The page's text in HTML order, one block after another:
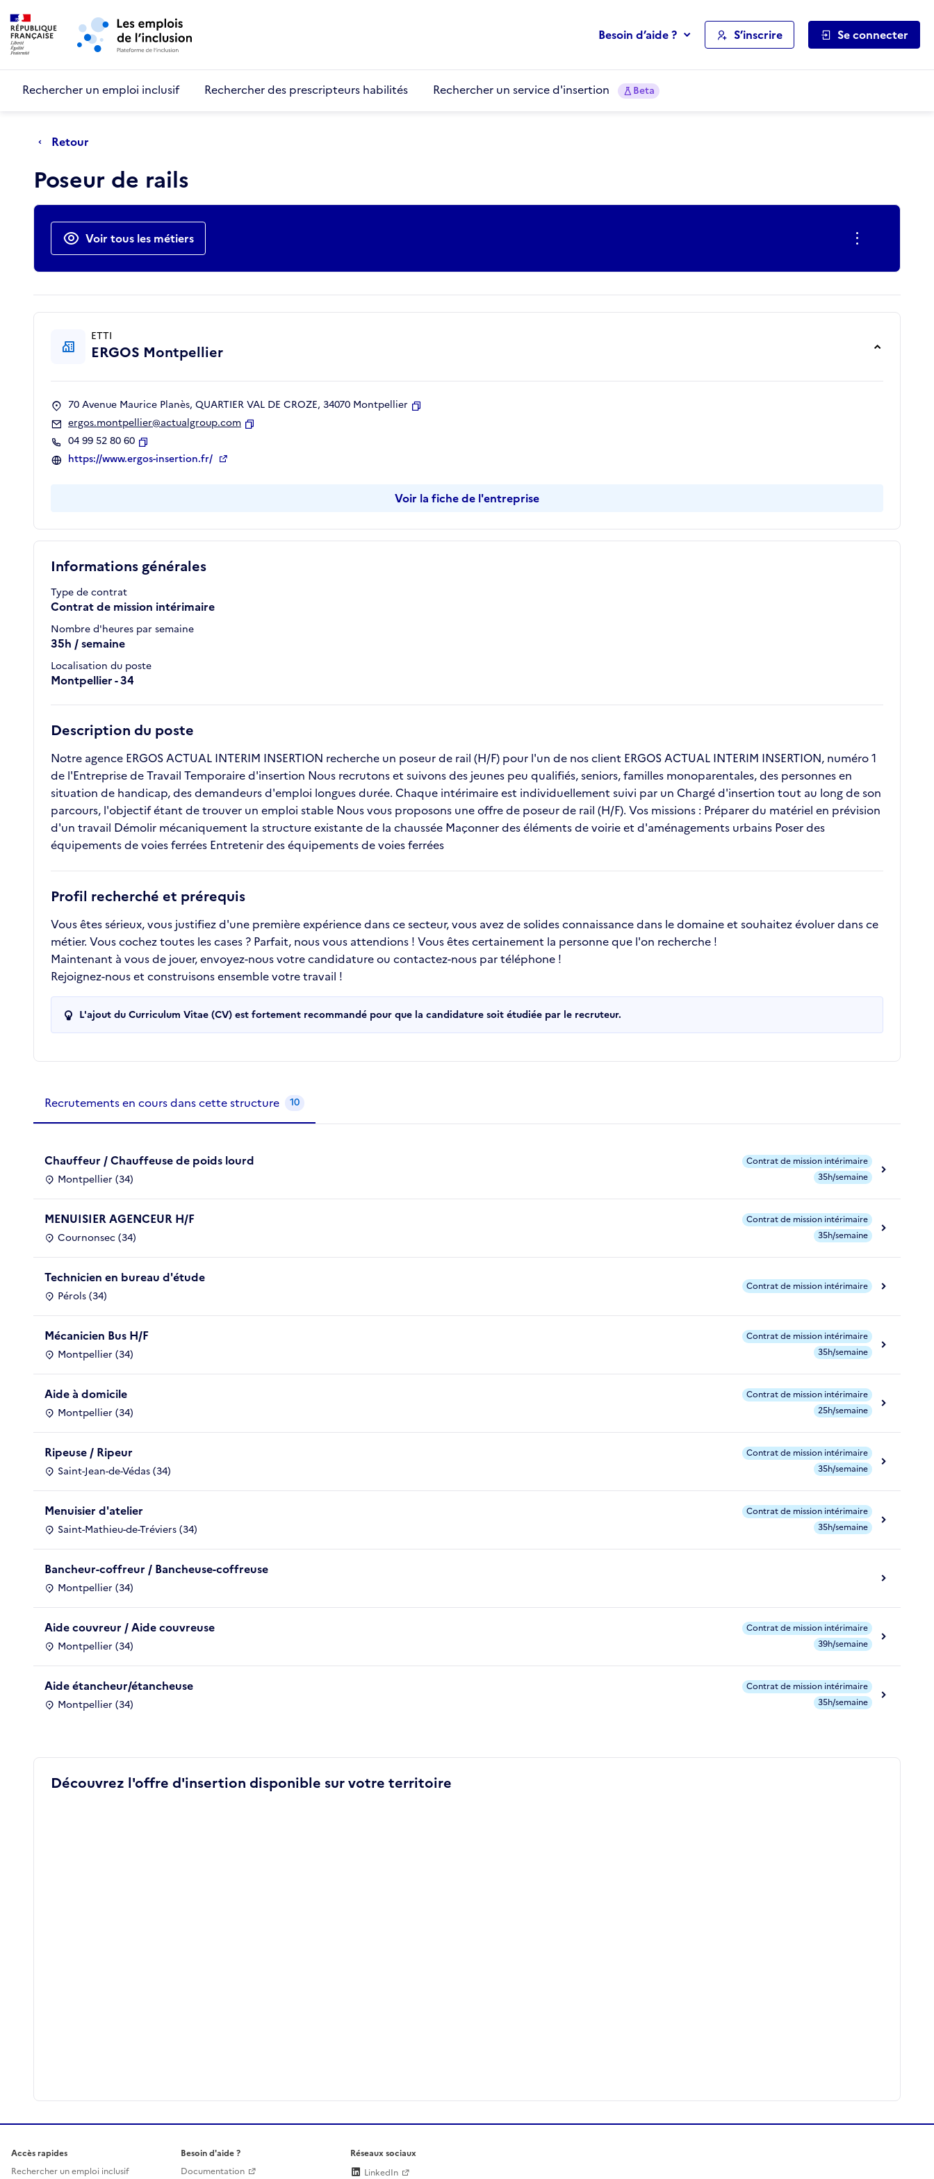
Aller au menu principal
Besoin d’aide ? S’inscrire Se connecter
Rechercher un emploi inclusif Rechercher des prescripteurs habilités Rechercher un service d'insertion Beta
Retour
Poseur de rails
Actions rapides
Voir tous les métiers
Informations générales
Type de contrat
Contrat de mission intérimaire
Nombre d'heures par semaine
35h / semaine
Localisation du poste
Montpellier - 34
Description du poste
Notre agence ERGOS ACTUAL INTERIM INSERTION recherche un poseur de rail (H/F) pour l'un de nos client ERGOS ACTUAL INTERIM INSERTION, numéro 1
de l'Entreprise de Travail Temporaire d'insertion Nous recrutons et suivons des jeunes peu qualifiés, seniors, familles monoparentales, des personnes en
situation de handicap, des demandeurs d'emploi longues durée. Chaque intérimaire est individuellement suivi par un Chargé d'insertion tout au long de son
parcours, l'objectif étant de trouver un emploi stable Nous vous proposons une offre de poseur de rail (H/F). Vos missions : Préparer du matériel en prévision
d'un travail Démolir mécaniquement la structure existante de la chaussée Maçonner des éléments de voirie et d'aménagements urbains Poser des
équipements de voies ferrées Entretenir des équipements de voies ferrées
Profil recherché et prérequis
Vous êtes sérieux, vous justifiez d'une première expérience dans ce secteur, vous avez de solides connaissance dans le domaine et souhaitez évoluer dans ce
métier. Vous cochez toutes les cases ? Parfait, nous vous attendions ! Vous êtes certainement la personne que l'on recherche !
Maintenant à vous de jouer, envoyez-nous votre candidature ou contactez-nous par téléphone !
Rejoignez-nous et construisons ensemble votre travail !
L'ajout du Curriculum Vitae (CV) est fortement recommandé pour que la candidature soit étudiée par le recruteur.
ETTI
ERGOS Montpellier
70 Avenue Maurice Planès, QUARTIER VAL DE CROZE, 34070 Montpellier
ergos.montpellier@actualgroup.com
04 99 52 80 60
Copier
https://www.ergos-insertion.fr/
Voir la fiche de l'entreprise
Recrutements de la structure
Recrutements en cours dans cette structure 10
Chauffeur / Chauffeuse de poids lourd
Montpellier (34)
Contrat de mission intérimaire
35h/semaine
MENUISIER AGENCEUR H/F
Cournonsec (34)
Contrat de mission intérimaire
35h/semaine
Technicien en bureau d'étude
Pérols (34)
Contrat de mission intérimaire
Mécanicien Bus H/F
Montpellier (34)
Contrat de mission intérimaire
35h/semaine
Aide à domicile
Montpellier (34)
Contrat de mission intérimaire
25h/semaine
Ripeuse / Ripeur
Saint-Jean-de-Védas (34)
Contrat de mission intérimaire
35h/semaine
Menuisier d'atelier
Saint-Mathieu-de-Tréviers (34)
Contrat de mission intérimaire
35h/semaine
Bancheur-coffreur / Bancheuse-coffreuse
Montpellier (34)
Aide couvreur / Aide couvreuse
Montpellier (34)
Contrat de mission intérimaire
39h/semaine
Aide étancheur/étancheuse
Montpellier (34)
Contrat de mission intérimaire
35h/semaine
Découvrez l'offre d'insertion disponible sur votre territoire
Accès rapides
Rechercher un emploi inclusif
Besoin d'aide ?
Documentation
Réseaux sociaux
LinkedIn